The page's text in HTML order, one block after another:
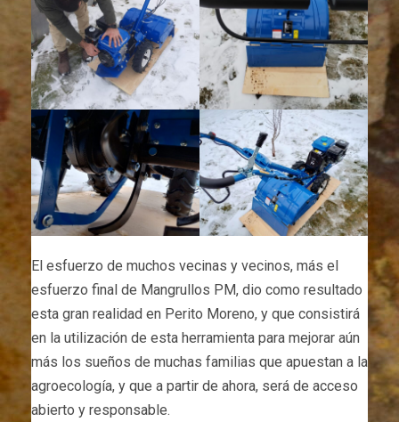
El esfuerzo de muchos vecinas y vecinos, más el
esfuerzo final de Mangrullos PM, dio como resultado
esta gran realidad en Perito Moreno, y que consistirá
en la utilización de esta herramienta para mejorar aún
más los sueños de muchas familias que apuestan a la
agroecología, y que a partir de ahora, será de acceso
abierto y responsable.